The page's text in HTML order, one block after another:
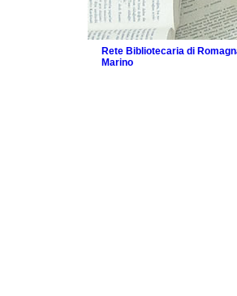
Rete Bibliotecaria di
Marino